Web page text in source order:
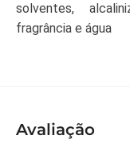
solventes,
fragrância e água
Avaliação